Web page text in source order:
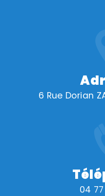
6 Rue Dorian
04 77